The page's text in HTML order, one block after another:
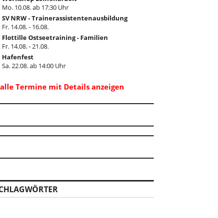
Mo. 10.08. ab 17:30 Uhr
SV NRW - Trainerassistentenausbildung
Fr. 14.08. - 16.08.
Flottille Ostseetraining - Familien
Fr. 14.08. - 21.08.
Hafenfest
Sa. 22.08. ab 14:00 Uhr
Termine mit Details anzeigen